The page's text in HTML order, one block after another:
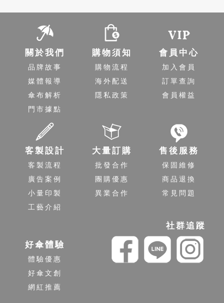
關於我們
品牌故事
媒體報導
傘布解析
門市據點
購物須知
購物流程
海外配送
隱私政策
會員中心
加入會員
訂單查詢
會員權益
客製設計
客製流程
廣告案例
小量印製
工藝介紹
大量訂購
批發合作
團購優惠
異業合作
售後服務
保固維修
商品退換
常見問題
好傘體驗
體驗優惠
好傘文創
網紅推薦
社群追蹤